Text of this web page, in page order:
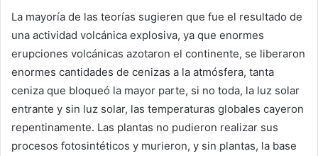
La mayoría de las teorías sugieren que fue el resultado de
una actividad volcánica explosiva, ya que enormes
erupciones volcánicas azotaron el continente, se liberaron
enormes cantidades de cenizas a la atmósfera, tanta
ceniza que bloqueó la mayor parte, si no toda, la luz solar
entrante y sin luz solar, las temperaturas globales cayeron
repentinamente. Las plantas no pudieron realizar sus
procesos fotosintéticos y murieron, y sin plantas, la base